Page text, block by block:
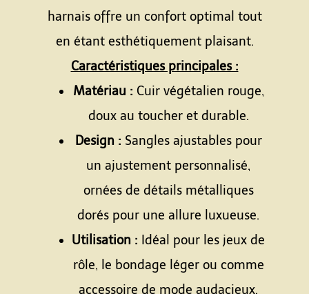
harnais offre un confort optimal tout
en étant esthétiquement plaisant.
Caractéristiques principales :
Matériau : Cuir végétalien rouge,
doux au toucher et durable.
Design : Sangles ajustables pour
un ajustement personnalisé,
ornées de détails métalliques
dorés pour une allure luxueuse.
Utilisation : Idéal pour les jeux de
rôle, le bondage léger ou comme
accessoire de mode audacieux.